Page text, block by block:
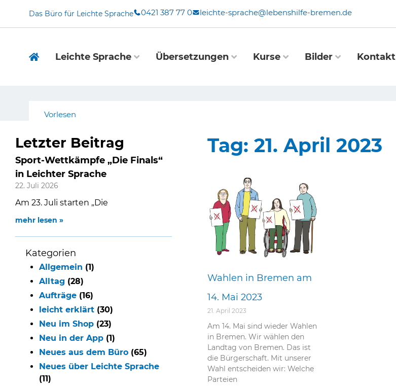
springen
Das Büro für Leichte Sprache 0421 387 77 0 leichte-sprache@lebenshilfe-bremen.de
Leichte Sprache Übersetzungen Kurse Bilder Kontakt
Vorlesen
Letzter Beitrag
Sport-Wettkämpfe „Die Finals“
in Leichter Sprache
22. Juli 2026
Am 23. Juli starten „Die
mehr lesen »
Kategorien
Allgemein (1)
Alltag (28)
Aufträge (16)
leicht erklärt (30)
Neu im Shop (23)
Neu in der App (1)
Neues aus dem Büro (65)
Neues über Leichte Sprache
(11)
Tag: 21. April 2023
Wahlen in Bremen am
14. Mai 2023
21. April 2023
Am 14. Mai sind wieder Wahlen
in Bremen. Wir wählen den
Landtag von Bremen. Das ist
die Bürgerschaft. Mit unserer
Wahl entscheiden wir: Welche
Parteien